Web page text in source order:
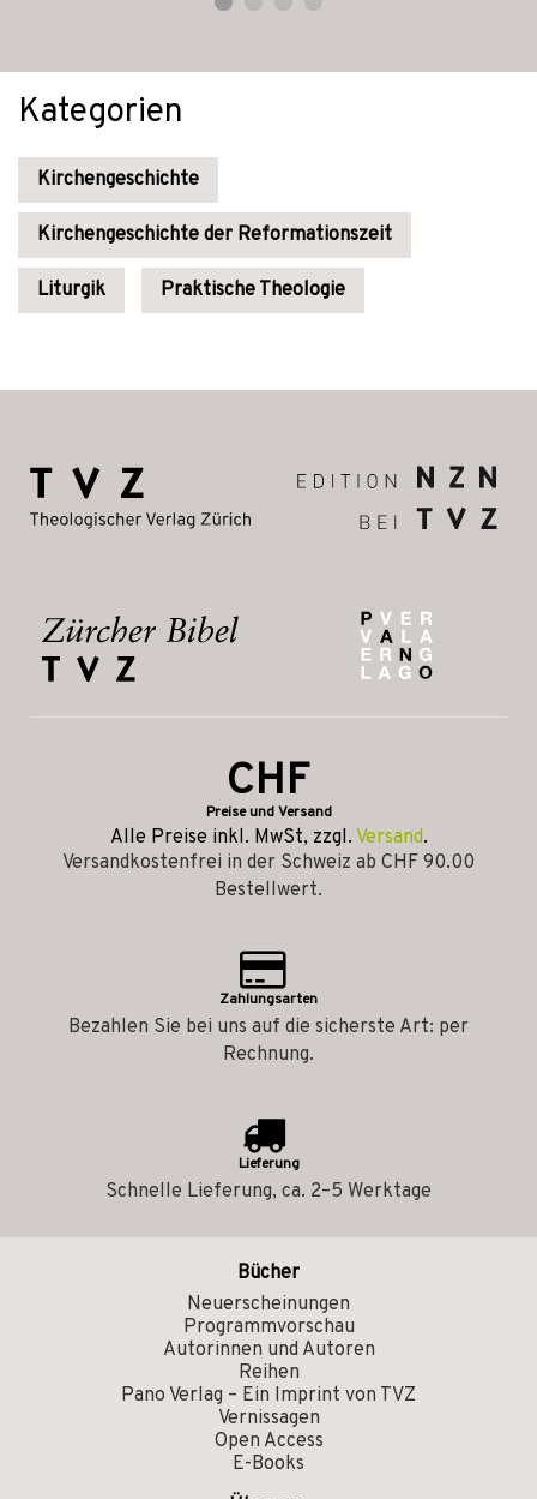
Kategorien
Kirchengeschichte
Kirchengeschichte der Reformationszeit
Liturgik Praktische Theologie
CHF
Preise und Versand
Alle Preise inkl. MwSt, zzgl. Versand.
Versandkostenfrei in der Schweiz ab CHF 90.00
Bestellwert.
Zahlungsarten
Bezahlen Sie bei uns auf die sicherste Art: per
Rechnung.
Lieferung
Schnelle Lieferung, ca. 2–5 Werktage
Bücher
Neuerscheinungen
Programmvorschau
Autorinnen und Autoren
Reihen
Pano Verlag – Ein Imprint von TVZ
Vernissagen
Open Access
E-Books